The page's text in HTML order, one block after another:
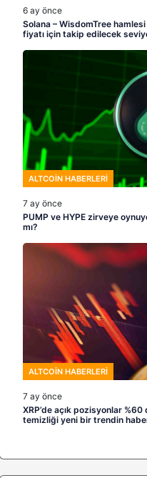
6 ay önce
Solana – WisdomTree
fiyatı için takip edilecek
ALTCOIN HABERLERI
7 ay önce
PUMP ve HYPE zirveye
mı?
ALTCOIN HABERLERI
7 ay önce
XRP’de açık pozisyonlar
temizliği yeni bir trendin